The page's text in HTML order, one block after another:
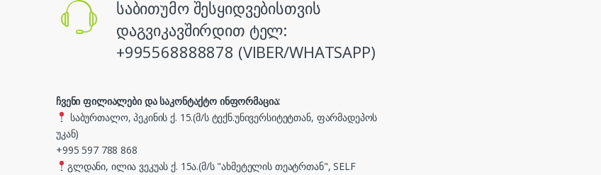
საბითუმო შესყიდვებისთვის
დაგვიკავშირდით ტელ:
+995568888878 (VIBER/WHATSAPP)
ჩვენი ფილიალები და საკონტაქტო ინფორმაცია:
საბურთალო, პეკინის ქ. 15.(მ/ს ტექნ.უნივერსიტეტთან, ფარმადეპოს
უკან)
+995 597 788 868
გლდანი, ილია ვეკუას ქ. 15ა.(მ/ს "ახმეტელის თეატრთან", SELF